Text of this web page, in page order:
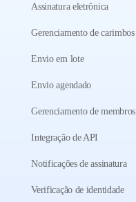
Assinatura eletrônica
Gerenciamento de carimbos
Envio em lote
Envio agendado
Gerenciamento de membros
Integração de API
Notificações de assinatura
Verificação de identidade